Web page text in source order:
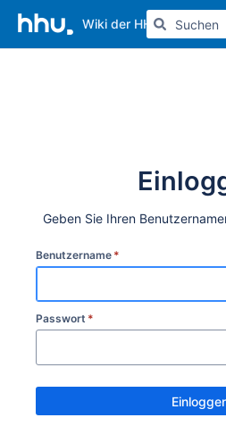
Wiki der HHU Weitere
Geben Sie Ihren
Benutzername *
Passwort *